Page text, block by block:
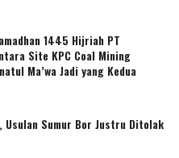
1445 Hijriah PT
Site KPC Coal Mining
Ma’wa Jadi yang Kedua
Usulan Sumur Bor Justru Ditolak